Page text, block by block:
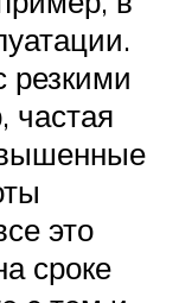
резкими
частая
это
сроке